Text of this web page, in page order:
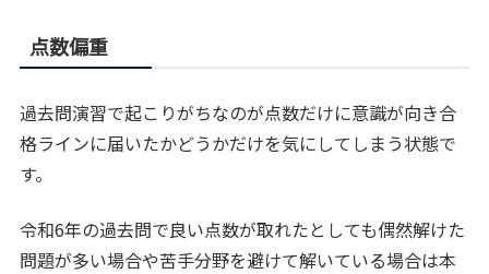
点数偏重
過去問演習で起こりがちなのが点数だけに意識が向き合
格ラインに届いたかどうかだけを気にしてしまう状態で
す。
令和6年の過去問で良い点数が取れたとしても偶然解けた
問題が多い場合や苦手分野を避けて解いている場合は本